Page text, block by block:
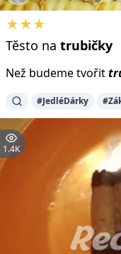
★★★
Těsto na trubičky
Než budeme tvořit
#JedléDárky
1.4K